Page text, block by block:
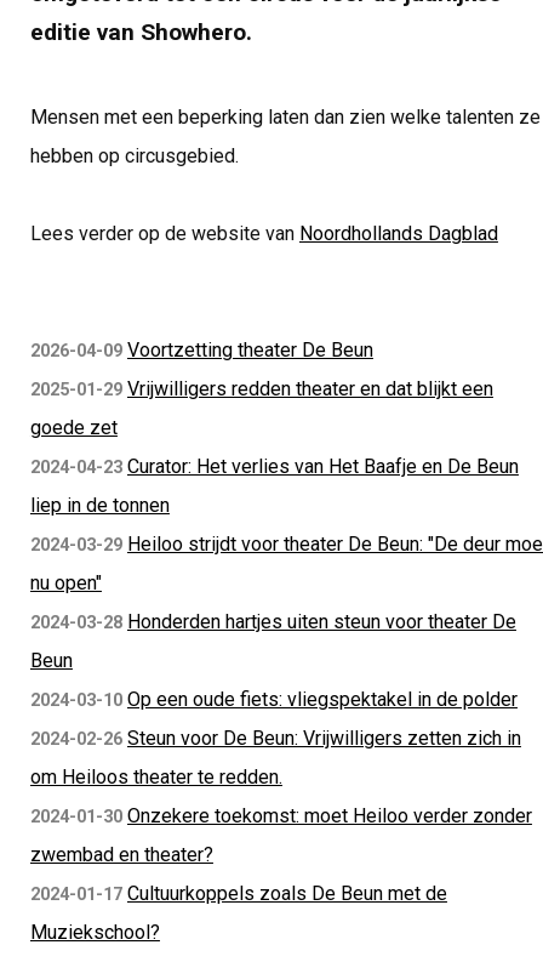
editie van Showhero.
Mensen met een beperking laten dan zien welke talenten ze
hebben op circusgebied.
Lees verder op de website van Noordhollands Dagblad
2026-04-09 Voortzetting theater De Beun
2025-01-29 Vrijwilligers redden theater en dat blijkt een
goede zet
2024-04-23 Curator: Het verlies van Het Baafje en De Beun
liep in de tonnen
2024-03-29 Heiloo strijdt voor theater De Beun: "De deur
nu open"
2024-03-28 Honderden hartjes uiten steun voor theater De
Beun
2024-03-10 Op een oude fiets: vliegspektakel in de polder
2024-02-26 Steun voor De Beun: Vrijwilligers zetten zich in
om Heiloos theater te redden.
2024-01-30 Onzekere toekomst: moet Heiloo verder zonder
zwembad en theater?
2024-01-17 Cultuurkoppels zoals De Beun met de
Muziekschool?